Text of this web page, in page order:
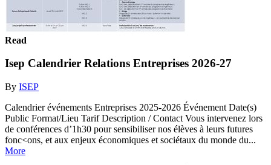
Read
Isep Calendrier Relations Entreprises 2026-27
By ISEP
Calendrier événements Entreprises 2025-2026 Événement Date(s)
Public Format/Lieu Tarif Description / Contact Vous intervenez lors
de conférences d’1h30 pour sensibiliser nos élèves à leurs futures
fonc<ons, et aux enjeux économiques et sociétaux du monde du...
More